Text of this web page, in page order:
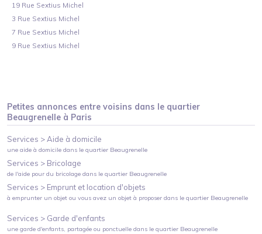
19 Rue Sextius Michel
3 Rue Sextius Michel
7 Rue Sextius Michel
9 Rue Sextius Michel
Petites annonces entre voisins dans le quartier
Beaugrenelle à Paris
Services >Aide à domicile
une aide à domicile dans le quartier Beaugrenelle
Services > Bricolage
de l'aide pour du bricolage dans le quartier Beaugrenelle
Services > Emprunt et location d'objets
à emprunter un objet ou vous avez un objet à proposer dans le quartier Beaugrenelle
Services > Garde d'enfants
une garde d'enfants, partagée ou ponctuelle dans le quartier Beaugrenelle